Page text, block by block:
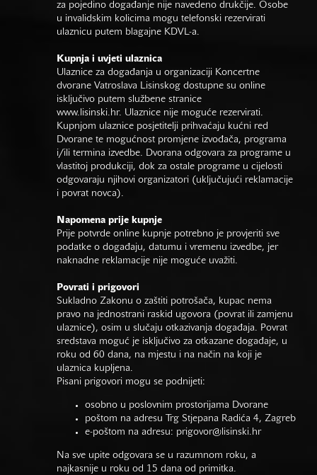
za pojedino događanje nije navedeno drukčije. Osobe
u invalidskim kolicima mogu telefonski rezervirati
ulaznicu putem blagajne KDVL-a.
Kupnja i uvjeti ulaznica
Ulaznice za događanja u organizaciji Koncertne
dvorane Vatroslava Lisinskog dostupne su online
isključivo putem službene stranice
www.lisinski.hr. Ulaznice nije moguće rezervirati.
Kupnjom ulaznice posjetitelji prihvaćaju kućni red
Dvorane te mogućnost promjene izvođača, programa
i/ili termina izvedbe. Dvorana odgovara za programe u
vlastitoj produkciji, dok za ostale programe u cijelosti
odgovaraju njihovi organizatori (uključujući reklamacije
i povrat novca).
Napomena prije kupnje
Prije potvrde online kupnje potrebno je provjeriti sve
podatke o događaju, datumu i vremenu izvedbe, jer
naknadne reklamacije nije moguće uvažiti.
Povrati i prigovori
Sukladno Zakonu o zaštiti potrošača, kupac nema
pravo na jednostrani raskid ugovora (povrat ili zamjenu
ulaznice), osim u slučaju otkazivanja događaja. Povrat
sredstava moguć je isključivo za otkazane događaje, u
roku od 60 dana, na mjestu i na način na koji je
ulaznica kupljena.
Pisani prigovori mogu se podnijeti:
osobno u poslovnim prostorijama Dvorane
poštom na adresu Trg Stjepana Radića 4, Zagreb
e-poštom na adresu: prigovor@lisinski.hr
Na sve upite odgovara se u razumnom roku, a
najkasnije u roku od 15 dana od primitka.